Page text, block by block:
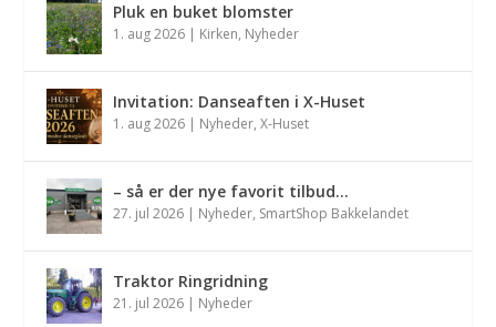
Pluk en buket blomster
1. aug 2026 | Kirken, Nyheder
Invitation: Danseaften i X-Huset
1. aug 2026 | Nyheder,X-Huset
– så er der nye favorit tilbud…
27. jul 2026 | Nyheder, SmartShop Bakkelandet
Traktor Ringridning
21. jul 2026 | Nyheder